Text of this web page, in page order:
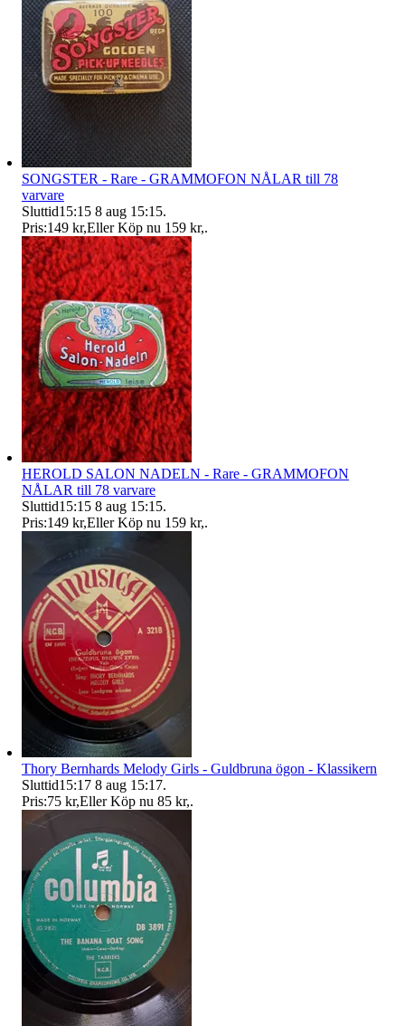
SONGSTER - Rare - GRAMMOFON NÅLAR till 78
varvare
Sluttid15:15 8 aug 15:15.
Pris:149 kr,Eller Köp nu 159 kr,.
HEROLD SALON NADELN - Rare - GRAMMOFON
NÅLAR till 78 varvare
Sluttid15:15 8 aug 15:15.
Pris:149 kr,Eller Köp nu 159 kr,.
Thory Bernhards Melody Girls - Guldbruna ögon - Klassikern
Sluttid15:17 8 aug 15:17.
Pris:75 kr,Eller Köp nu 85 kr,.